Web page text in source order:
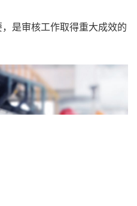
是审核工作取得重大成效的